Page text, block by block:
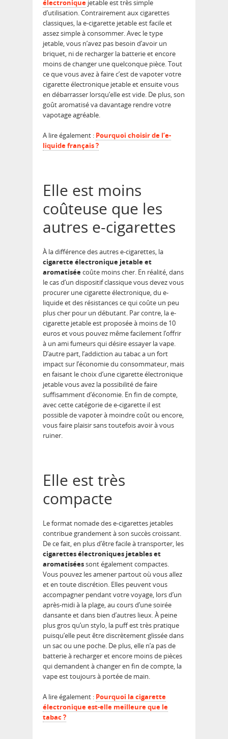
électronique jetable est très simple
d’utilisation. Contrairement aux cigarettes
classiques, la e-cigarette jetable est facile et
assez simple à consommer. Avec le type
jetable, vous n’avez pas besoin d’avoir un
briquet, ni de recharger la batterie et encore
moins de changer une quelconque pièce. Tout
ce que vous avez à faire c’est de vapoter votre
cigarette électronique jetable et ensuite vous
en débarrasser lorsqu’elle est vide. De plus, son
goût aromatisé va davantage rendre votre
vapotage agréable.
A lire également : Pourquoi choisir de l’e-
liquide français ?
Elle est moins
coûteuse que les
autres e-cigarettes
À la différence des autres e-cigarettes, la
cigarette électronique jetable et
aromatiséecoûte moins cher. En réalité, dans
le cas d’un dispositif classique vous devez vous
procurer une cigarette électronique, du e-
liquide et des résistances ce qui coûte un peu
plus cher pour un débutant. Par contre, la e-
cigarette jetable est proposée à moins de 10
euros et vous pouvez même facilement l’offrir
à un ami fumeurs qui désire essayer la vape.
D’autre part, l’addiction au tabac a un fort
impact sur l’économie du consommateur, mais
en faisant le choix d’une cigarette électronique
jetable vous avez la possibilité de faire
suffisamment d’économie. En fin de compte,
avec cette catégorie de e-cigarette il est
possible de vapoter à moindre coût ou encore,
vous faire plaisir sans toutefois avoir à vous
ruiner.
Elle est très
compacte
Le format nomade des e-cigarettes jetables
contribue grandement à son succès croissant.
De ce fait, en plus d’être facile à transporter, les
cigarettes électroniques jetables et
aromatiséessont également compactes.
Vous pouvez les amener partout où vous allez
et en toute discrétion. Elles peuvent vous
accompagner pendant votre voyage, lors d’un
après-midi à la plage, au cours d’une soirée
dansante et dans bien d’autres lieux. À peine
plus gros qu’un stylo, la puff est très pratique
puisqu’elle peut être discrètement glissée dans
un sac ou une poche. De plus, elle n’a pas de
batterie à recharger et encore moins de pièces
qui demandent à changer en fin de compte, la
vape est toujours à portée de main.
A lire également : Pourquoi la cigarette
électronique est-elle meilleure que le
tabac ?